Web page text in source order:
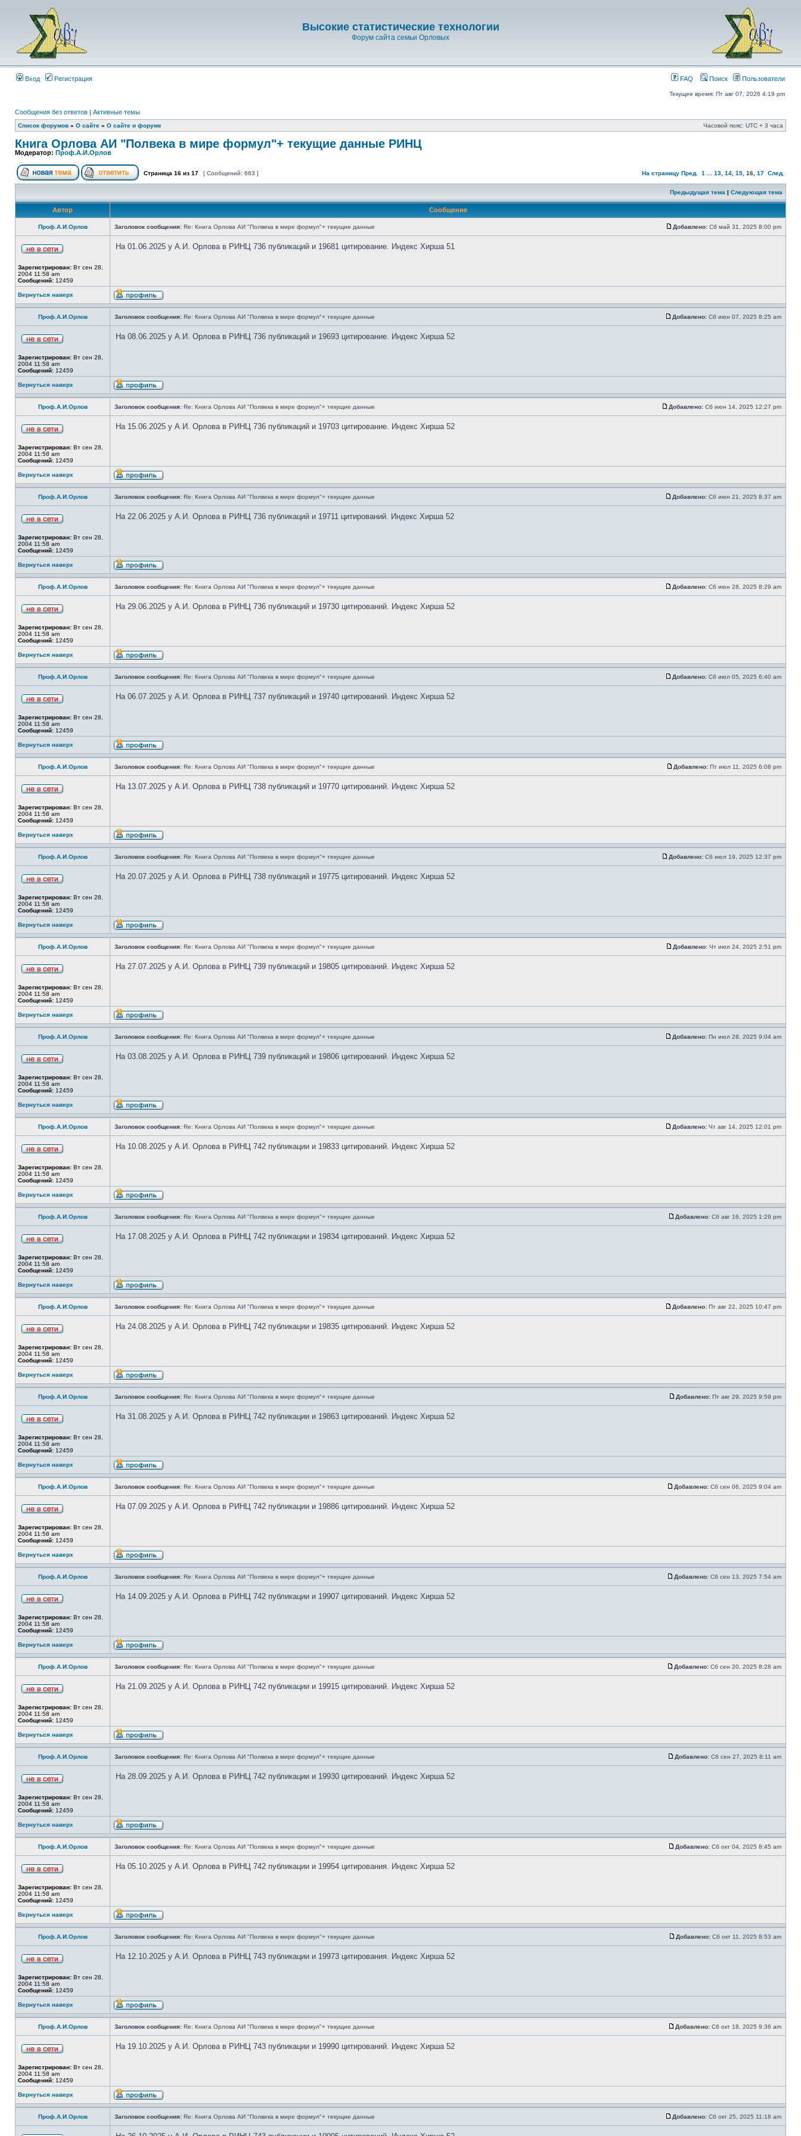
Высокие статистические технологии
Форум сайта семьи Орловых
Вход Регистрация FAQ Поиск Пользователи
Текущее время: Пт авг 07, 2026 4:19 pm
Сообщения без ответов | Активные темы
Список форумов » О сайте » О сайте и форуме Часовой пояс: UTC + 3 часа
Книга Орлова АИ "Полвека в мире формул"+ текущие данные РИНЦ
Модератор: Проф.А.И.Орлов
Страница 16 из 17 [ Сообщений: 663 ] На страницу Пред. 1 13 14 15 16 17 След.
Предыдущая тема | Следующая тема
Автор Сообщение
Проф.А.И.Орлов Заголовок сообщения: Re: Книга Орлова АИ "Полвека в мире формул"+ текущие данные Добавлено: Сб май 31, 2025 8:00 pm
Зарегистрирован: Вт сен 28,
2004 11:58 am
Сообщений: 12459
На 01.06.2025 у А.И. Орлова в РИНЦ 736 публикаций и 19681 цитирование. Индекс Хирша 51
Вернуться наверх
Проф.А.И.Орлов Заголовок сообщения: Re: Книга Орлова АИ "Полвека в мире формул"+ текущие данные Добавлено: Сб июн 07, 2025 8:25 am
Зарегистрирован: Вт сен 28,
2004 11:58 am
Сообщений: 12459
На 08.06.2025 у А.И. Орлова в РИНЦ 736 публикаций и 19693 цитирование. Индекс Хирша 52
Вернуться наверх
Проф.А.И.Орлов Заголовок сообщения: Re: Книга Орлова АИ "Полвека в мире формул"+ текущие данные Добавлено: Сб июн 14, 2025 12:27 pm
Зарегистрирован: Вт сен 28,
2004 11:58 am
Сообщений: 12459
На 15.06.2025 у А.И. Орлова в РИНЦ 736 публикаций и 19703 цитирование. Индекс Хирша 52
Вернуться наверх
Проф.А.И.Орлов Заголовок сообщения: Re: Книга Орлова АИ "Полвека в мире формул"+ текущие данные Добавлено: Сб июн 21, 2025 8:37 am
Зарегистрирован: Вт сен 28,
2004 11:58 am
Сообщений: 12459
На 22.06.2025 у А.И. Орлова в РИНЦ 736 публикаций и 19711 цитирований. Индекс Хирша 52
Вернуться наверх
Проф.А.И.Орлов Заголовок сообщения: Re: Книга Орлова АИ "Полвека в мире формул"+ текущие данные Добавлено: Сб июн 28, 2025 8:29 am
Зарегистрирован: Вт сен 28,
2004 11:58 am
Сообщений: 12459
На 29.06.2025 у А.И. Орлова в РИНЦ 736 публикаций и 19730 цитирований. Индекс Хирша 52
Вернуться наверх
Проф.А.И.Орлов Заголовок сообщения: Re: Книга Орлова АИ "Полвека в мире формул"+ текущие данные Добавлено: Сб июл 05, 2025 6:40 am
Зарегистрирован: Вт сен 28,
2004 11:58 am
Сообщений: 12459
На 06.07.2025 у А.И. Орлова в РИНЦ 737 публикаций и 19740 цитирований. Индекс Хирша 52
Вернуться наверх
Проф.А.И.Орлов Заголовок сообщения: Re: Книга Орлова АИ "Полвека в мире формул"+ текущие данные Добавлено: Пт июл 11, 2025 6:08 pm
Зарегистрирован: Вт сен 28,
2004 11:58 am
Сообщений: 12459
На 13.07.2025 у А.И. Орлова в РИНЦ 738 публикаций и 19770 цитирований. Индекс Хирша 52
Вернуться наверх
Проф.А.И.Орлов Заголовок сообщения: Re: Книга Орлова АИ "Полвека в мире формул"+ текущие данные Добавлено: Сб июл 19, 2025 12:37 pm
Зарегистрирован: Вт сен 28,
2004 11:58 am
Сообщений: 12459
На 20.07.2025 у А.И. Орлова в РИНЦ 738 публикаций и 19775 цитирований. Индекс Хирша 52
Вернуться наверх
Проф.А.И.Орлов Заголовок сообщения: Re: Книга Орлова АИ "Полвека в мире формул"+ текущие данные Добавлено: Чт июл 24, 2025 2:51 pm
Зарегистрирован: Вт сен 28,
2004 11:58 am
Сообщений: 12459
На 27.07.2025 у А.И. Орлова в РИНЦ 739 публикаций и 19805 цитирований. Индекс Хирша 52
Вернуться наверх
Проф.А.И.Орлов Заголовок сообщения: Re: Книга Орлова АИ "Полвека в мире формул"+ текущие данные Добавлено: Пн июл 28, 2025 9:04 am
Зарегистрирован: Вт сен 28,
2004 11:58 am
Сообщений: 12459
На 03.08.2025 у А.И. Орлова в РИНЦ 739 публикаций и 19806 цитирований. Индекс Хирша 52
Вернуться наверх
Проф.А.И.Орлов Заголовок сообщения: Re: Книга Орлова АИ "Полвека в мире формул"+ текущие данные Добавлено: Чт авг 14, 2025 12:01 pm
Зарегистрирован: Вт сен 28,
2004 11:58 am
Сообщений: 12459
На 10.08.2025 у А.И. Орлова в РИНЦ 742 публикации и 19833 цитирований. Индекс Хирша 52
Вернуться наверх
Проф.А.И.Орлов Заголовок сообщения: Re: Книга Орлова АИ "Полвека в мире формул"+ текущие данные Добавлено: Сб авг 16, 2025 1:29 pm
Зарегистрирован: Вт сен 28,
2004 11:58 am
Сообщений: 12459
На 17.08.2025 у А.И. Орлова в РИНЦ 742 публикации и 19834 цитирований. Индекс Хирша 52
Вернуться наверх
Проф.А.И.Орлов Заголовок сообщения: Re: Книга Орлова АИ "Полвека в мире формул"+ текущие данные Добавлено: Пт авг 22, 2025 10:47 pm
Зарегистрирован: Вт сен 28,
2004 11:58 am
Сообщений: 12459
На 24.08.2025 у А.И. Орлова в РИНЦ 742 публикации и 19835 цитирований. Индекс Хирша 52
Вернуться наверх
Проф.А.И.Орлов Заголовок сообщения: Re: Книга Орлова АИ "Полвека в мире формул"+ текущие данные Добавлено: Пт авг 29, 2025 9:59 pm
Зарегистрирован: Вт сен 28,
2004 11:58 am
Сообщений: 12459
На 31.08.2025 у А.И. Орлова в РИНЦ 742 публикации и 19863 цитирований. Индекс Хирша 52
Вернуться наверх
Проф.А.И.Орлов Заголовок сообщения: Re: Книга Орлова АИ "Полвека в мире формул"+ текущие данные Добавлено: Сб сен 06, 2025 9:04 am
Зарегистрирован: Вт сен 28,
2004 11:58 am
Сообщений: 12459
На 07.09.2025 у А.И. Орлова в РИНЦ 742 публикации и 19886 цитирований. Индекс Хирша 52
Вернуться наверх
Проф.А.И.Орлов Заголовок сообщения: Re: Книга Орлова АИ "Полвека в мире формул"+ текущие данные Добавлено: Сб сен 13, 2025 7:54 am
Зарегистрирован: Вт сен 28,
2004 11:58 am
Сообщений: 12459
На 14.09.2025 у А.И. Орлова в РИНЦ 742 публикации и 19907 цитирований. Индекс Хирша 52
Вернуться наверх
Проф.А.И.Орлов Заголовок сообщения: Re: Книга Орлова АИ "Полвека в мире формул"+ текущие данные Добавлено: Сб сен 20, 2025 8:28 am
Зарегистрирован: Вт сен 28,
2004 11:58 am
Сообщений: 12459
На 21.09.2025 у А.И. Орлова в РИНЦ 742 публикации и 19915 цитирований. Индекс Хирша 52
Вернуться наверх
Проф.А.И.Орлов Заголовок сообщения: Re: Книга Орлова АИ "Полвека в мире формул"+ текущие данные Добавлено: Сб сен 27, 2025 8:11 am
Зарегистрирован: Вт сен 28,
2004 11:58 am
Сообщений: 12459
На 28.09.2025 у А.И. Орлова в РИНЦ 742 публикации и 19930 цитирований. Индекс Хирша 52
Вернуться наверх
Проф.А.И.Орлов Заголовок сообщения: Re: Книга Орлова АИ "Полвека в мире формул"+ текущие данные Добавлено: Сб окт 04, 2025 8:45 am
Зарегистрирован: Вт сен 28,
2004 11:58 am
Сообщений: 12459
На 05.10.2025 у А.И. Орлова в РИНЦ 742 публикации и 19954 цитирования. Индекс Хирша 52
Вернуться наверх
Проф.А.И.Орлов Заголовок сообщения: Re: Книга Орлова АИ "Полвека в мире формул"+ текущие данные Добавлено: Сб окт 11, 2025 8:53 am
Зарегистрирован: Вт сен 28,
2004 11:58 am
Сообщений: 12459
На 12.10.2025 у А.И. Орлова в РИНЦ 743 публикации и 19973 цитирования. Индекс Хирша 52
Вернуться наверх
Проф.А.И.Орлов Заголовок сообщения: Re: Книга Орлова АИ "Полвека в мире формул"+ текущие данные Добавлено: Сб окт 18, 2025 9:36 am
Зарегистрирован: Вт сен 28,
2004 11:58 am
Сообщений: 12459
На 19.10.2025 у А.И. Орлова в РИНЦ 743 публикации и 19990 цитирований. Индекс Хирша 52
Вернуться наверх
Проф.А.И.Орлов Заголовок сообщения: Re: Книга Орлова АИ "Полвека в мире формул"+ текущие данные Добавлено: Сб окт 25, 2025 11:18 am